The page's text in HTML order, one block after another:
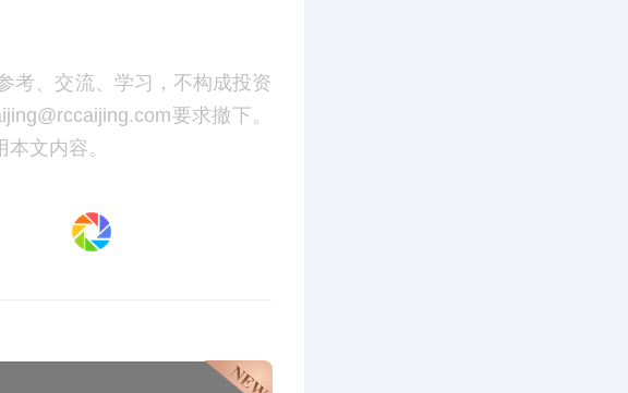
考、交流、学习，不构成投资
要求撤下。
文内容。